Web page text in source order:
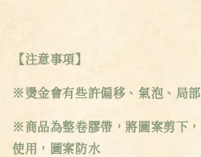
【注意事項】
※燙金會有些許偏移、氣泡、局
※商品為整卷膠帶，將圖案剪下
使用，圖案防水